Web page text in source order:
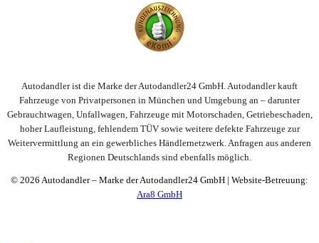
Autodandler ist die Marke der Autodandler24 GmbH. Autodandler kauft
Fahrzeuge von Privatpersonen in München und Umgebung an – darunter
Gebrauchtwagen, Unfallwagen, Fahrzeuge mit Motorschaden, Getriebeschaden,
hoher Laufleistung, fehlendem TÜV sowie weitere defekte Fahrzeuge zur
Weitervermittlung an ein gewerbliches Händlernetzwerk. Anfragen aus anderen
Regionen Deutschlands sind ebenfalls möglich.
© 2026 Autodandler – Marke der Autodandler24 GmbH | Website-Betreuung:
Ara8 GmbH